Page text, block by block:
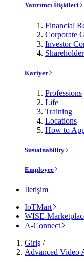
Yatırımcı İlişkileri
Financial
Corporate
Investor
Kariyer
Professions
Life
Training
Locations
How to
Sustainability
Employee
İletişim
IoTMart
WISE-
A-Connect
Giriş /
Advanced Video